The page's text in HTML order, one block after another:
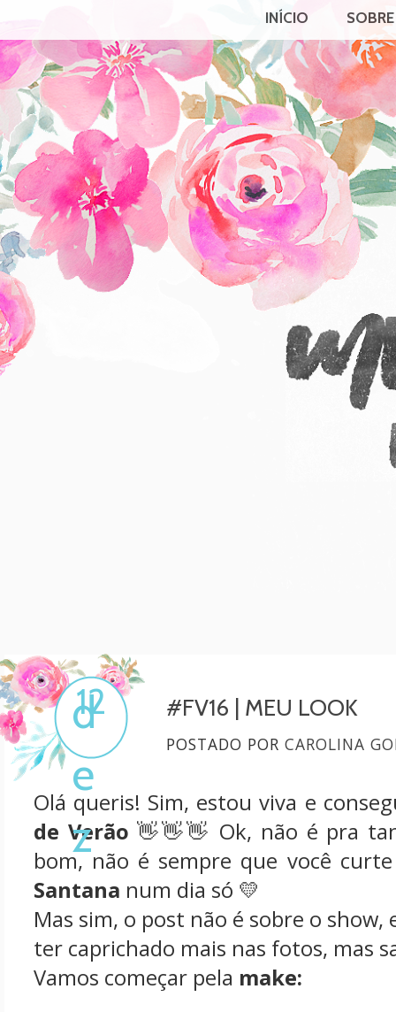
INÍCIO SOBRE
12
d
e
z
#FV16 | MEU LOOK
POSTADO POR CAROLINA
Olá queris! Sim, estou viva e
de Verão 👋👋👋 Ok, não é pra
bom, não é sempre que você curte
Santana num dia só 💛
Mas sim, o post não é sobre o show,
ter caprichado mais nas fotos, mas
Vamos começar pela make: